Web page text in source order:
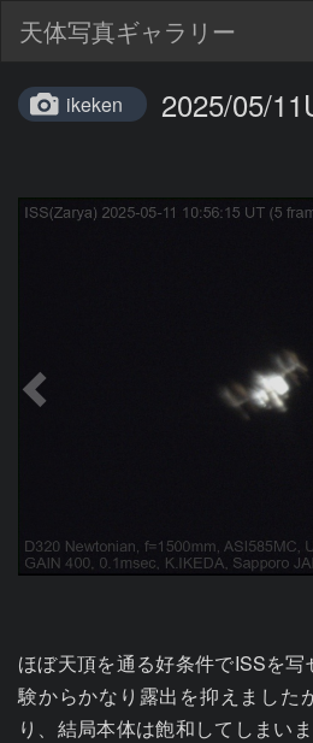
天体写真ギャラリー
ikeken 2025/05/
ほぼ天頂を通る好条件でISSを
験からかなり露出を抑えました
り、結局本体は飽和してしまい